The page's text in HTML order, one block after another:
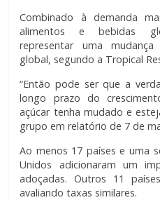
Combinado à demanda
alimentos e bebidas
representar uma
global, segundo a Tropical
“Então pode ser que a
longo prazo do
açúcar tenha mudado e
grupo em relatório de 7 de
Ao menos 17 países e uma
Unidos adicionaram um
adoçadas. Outros 11
avaliando taxas similares.